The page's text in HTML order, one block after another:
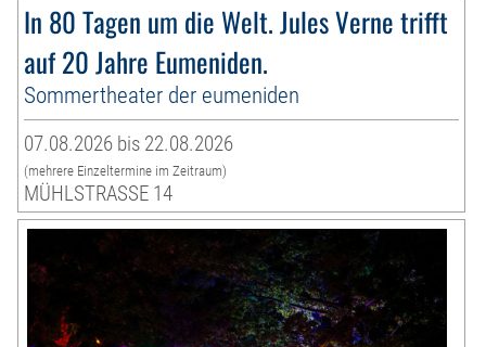
In 80 Tagen um die Welt. Jules Verne trifft
auf 20 Jahre Eumeniden.
Sommertheater der eumeniden
07.08.2026 bis 22.08.2026
(mehrere Einzeltermine im Zeitraum)
MÜHLSTRASSE 14